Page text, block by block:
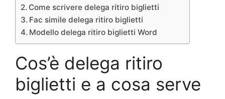
Come scrivere delega ritiro biglietti
Fac simile delega ritiro biglietti
Modello delega ritiro biglietti Word
Cos’è delega ritiro
biglietti e a cosa serve